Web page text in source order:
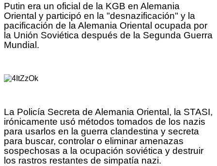
Putin era un oficial de la KGB en Alemania
Oriental y participó en la "desnazificación" y la
pacificación de la Alemania Oriental ocupada por
la Unión Soviética después de la Segunda Guerra
Mundial.
La Policía Secreta de Alemania Oriental, la STASI,
irónicamente usó métodos tomados de los nazis
para usarlos en la guerra clandestina y secreta
para buscar, controlar o eliminar amenazas
sospechosas a la ocupación soviética y destruir
los rastros restantes de simpatía nazi.